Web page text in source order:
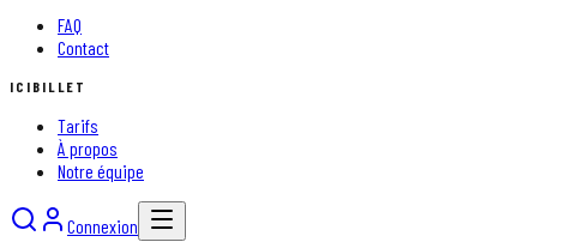
FAQ
Contact
ICIBILLET
Tarifs
À propos
Notre équipe
Connexion